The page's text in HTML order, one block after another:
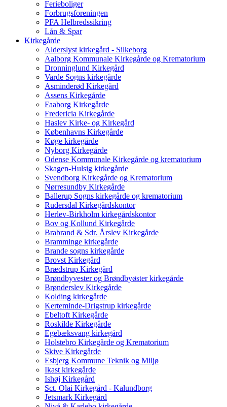
Ferieboliger
Forbrugsforeningen
PFA Helbredssikring
Lån & Spar
Kirkegårde
Alderslyst kirkegård - Silkeborg
Aalborg Kommunale Kirkegårde og Krematorium
Dronninglund Kirkegård
Varde Sogns kirkegårde
Asminderød Kirkegård
Assens Kirkegårde
Faaborg Kirkegårde
Fredericia Kirkegårde
Haslev Kirke- og Kirkegård
Københavns Kirkegårde
Køge kirkegårde
Nyborg Kirkegårde
Odense Kommunale Kirkegårde og krematorium
Skagen-Hulsig kirkegårde
Svendborg Kirkegårde og Krematorium
Nørresundby Kirkegårde
Ballerup Sogns kirkegårde og krematorium
Rudersdal Kirkegårdskontor
Herlev-Birkholm kirkegårdskontor
Bov og Kollund Kirkegårde
Brabrand & Sdr. Årslev Kirkegårde
Bramminge kirkegårde
Brande sogns kirkegårde
Brovst Kirkegård
Brædstrup Kirkegård
Brøndbyvester og Brøndbyøster kirkegårde
Brønderslev Kirkegårde
Kolding kirkegårde
Kerteminde-Drigstrup kirkegårde
Ebeltoft Kirkegårde
Roskilde Kirkegårde
Egebæksvang kirkegård
Holstebro Kirkegårde og Krematorium
Skive Kirkegårde
Esbjerg Kommune Teknik og Miljø
Ikast kirkegårde
Ishøj Kirkegård
Sct. Olai Kirkegård - Kalundborg
Jetsmark Kirkegård